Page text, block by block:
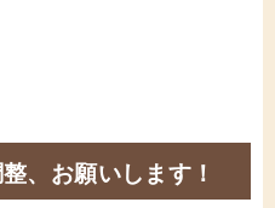
、お願いします！